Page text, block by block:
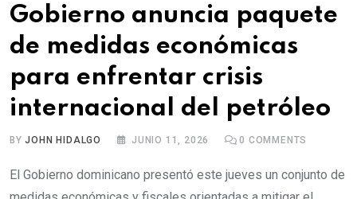
Gobierno anuncia paquete
de medidas económicas
para enfrentar crisis
internacional del petróleo
BYJOHN HIDALGO JUNIO 11, 2026 0 COMMENTS
El Gobierno dominicano presentó este jueves un conjunto de